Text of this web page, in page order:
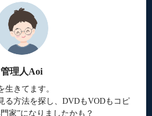
管理人Aoi
きてます。
る方法を探し、DVDもVODもコピ
家”になりましたかも？